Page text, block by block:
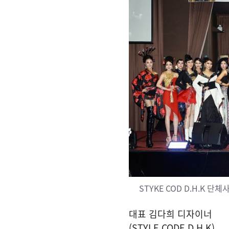
STYKE COD D.H.K 단체
대표 김다희 디자이너